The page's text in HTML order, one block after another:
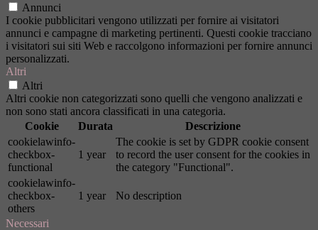
Annunci
I cookie pubblicitari vengono utilizzati per fornire ai visitatori
annunci e campagne di marketing pertinenti. Questi cookie tracciano
i visitatori sui siti Web e raccolgono informazioni per fornire annunci
personalizzati.
Altri
Altri
Altri cookie non categorizzati sono quelli che vengono analizzati e
non sono stati ancora classificati in una categoria.
Cookie
Durata
Descrizione
cookielawinfo-
checkbox-
functional
1 year
The cookie is set by GDPR cookie consent
to record the user consent for the cookies in
the category "Functional".
cookielawinfo-
checkbox-
others
1 year No description
Necessari